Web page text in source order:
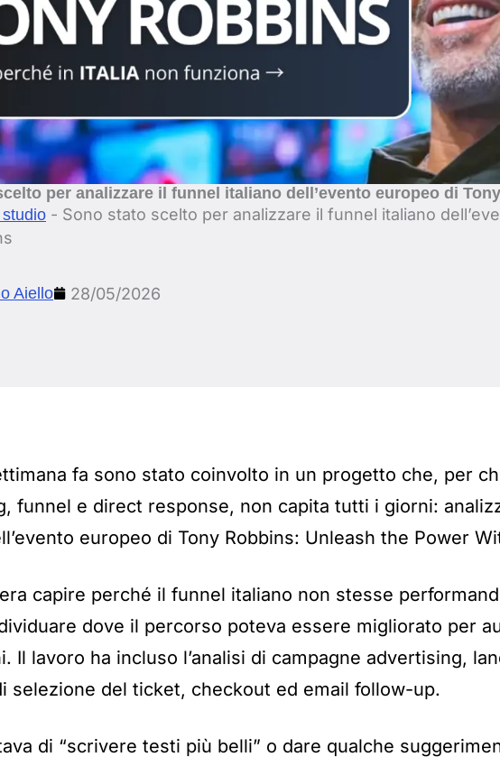
per analizzare il funnel italiano dell’evento europeo di
- Sono stato scelto per analizzare il funnel italiano
Aiello 28/05/2026
fa sono stato coinvolto in un progetto che, per
funnel e direct response, non capita tutti i giorni:
europeo di Tony Robbins: Unleash the Power
era capire perché il funnel italiano non stesse
dove il percorso poteva essere migliorato per
Il lavoro ha incluso l’analisi di campagne advertising,
selezione del ticket, checkout ed email follow-up.
di “scrivere testi più belli” o dare qualche